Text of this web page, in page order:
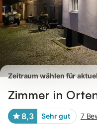
Zeitraum wählen für
Zimmer in
8,3 Sehr gut 7